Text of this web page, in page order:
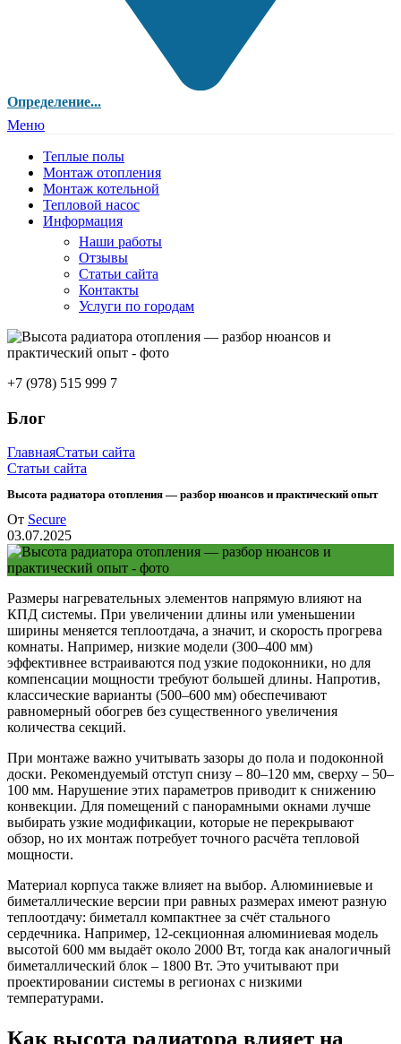
Определение...
Меню
Теплые полы
Монтаж отопления
Монтаж котельной
Тепловой насос
Информация
Наши работы
Отзывы
Статьи сайта
Контакты
Услуги по городам
+7 (978) 515 999 7
Блог
ГлавнаяСтатьи сайта
Статьи сайта
Высота радиатора отопления — разбор нюансов и практический опыт
От Secure
03.07.2025
Размеры нагревательных элементов напрямую влияют на
КПД системы. При увеличении длины или уменьшении
ширины меняется теплоотдача, а значит, и скорость прогрева
комнаты. Например, низкие модели (300–400 мм)
эффективнее встраиваются под узкие подоконники, но для
компенсации мощности требуют большей длины. Напротив,
классические варианты (500–600 мм) обеспечивают
равномерный обогрев без существенного увеличения
количества секций.
При монтаже важно учитывать зазоры до пола и подоконной
доски. Рекомендуемый отступ снизу – 80–120 мм, сверху – 50–
100 мм. Нарушение этих параметров приводит к снижению
конвекции. Для помещений с панорамными окнами лучше
выбирать узкие модификации, которые не перекрывают
обзор, но их монтаж потребует точного расчёта тепловой
мощности.
Материал корпуса также влияет на выбор. Алюминиевые и
биметаллические версии при равных размерах имеют разную
теплоотдачу: биметалл компактнее за счёт стального
сердечника. Например, 12-секционная алюминиевая модель
высотой 600 мм выдаёт около 2000 Вт, тогда как аналогичный
биметаллический блок – 1800 Вт. Это учитывают при
проектировании системы в регионах с низкими
температурами.
Как высота радиатора влияет на